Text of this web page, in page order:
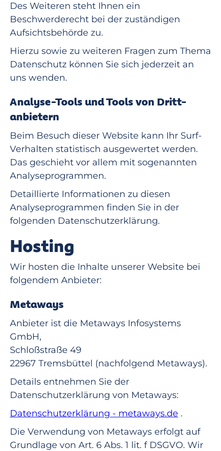
Des Weiteren steht Ihnen ein
Beschwerderecht bei der zuständigen
Aufsichtsbehörde zu.
Hierzu sowie zu weiteren Fragen zum Thema
Datenschutz können Sie sich jederzeit an
uns wenden.
Analyse-Tools und Tools von Dritt­
anbietern
Beim Besuch dieser Website kann Ihr Surf-
Verhalten statistisch ausgewertet werden.
Das geschieht vor allem mit sogenannten
Analyseprogrammen.
Detaillierte Informationen zu diesen
Analyseprogrammen finden Sie in der
folgenden Datenschutzerklärung.
Hosting
Wir hosten die Inhalte unserer Website bei
folgendem Anbieter:
Metaways
Anbieter ist die Metaways Infosystems
GmbH,
Schloßstraße 49
22967 Tremsbüttel (nachfolgend Metaways).
Details entnehmen Sie der
Datenschutzerklärung von Metaways:
Datenschutzerklärung - metaways.de .
Die Verwendung von Metaways erfolgt auf
Grundlage von Art. 6 Abs. 1 lit. f DSGVO. Wir